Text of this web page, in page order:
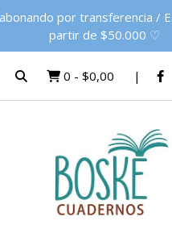
por transferencia /
partir de $50.000 ♡
0 - $0,00